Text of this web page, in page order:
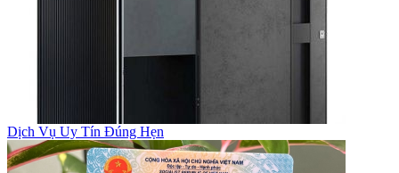
Dịch Vụ Uy Tín Đúng Hẹn